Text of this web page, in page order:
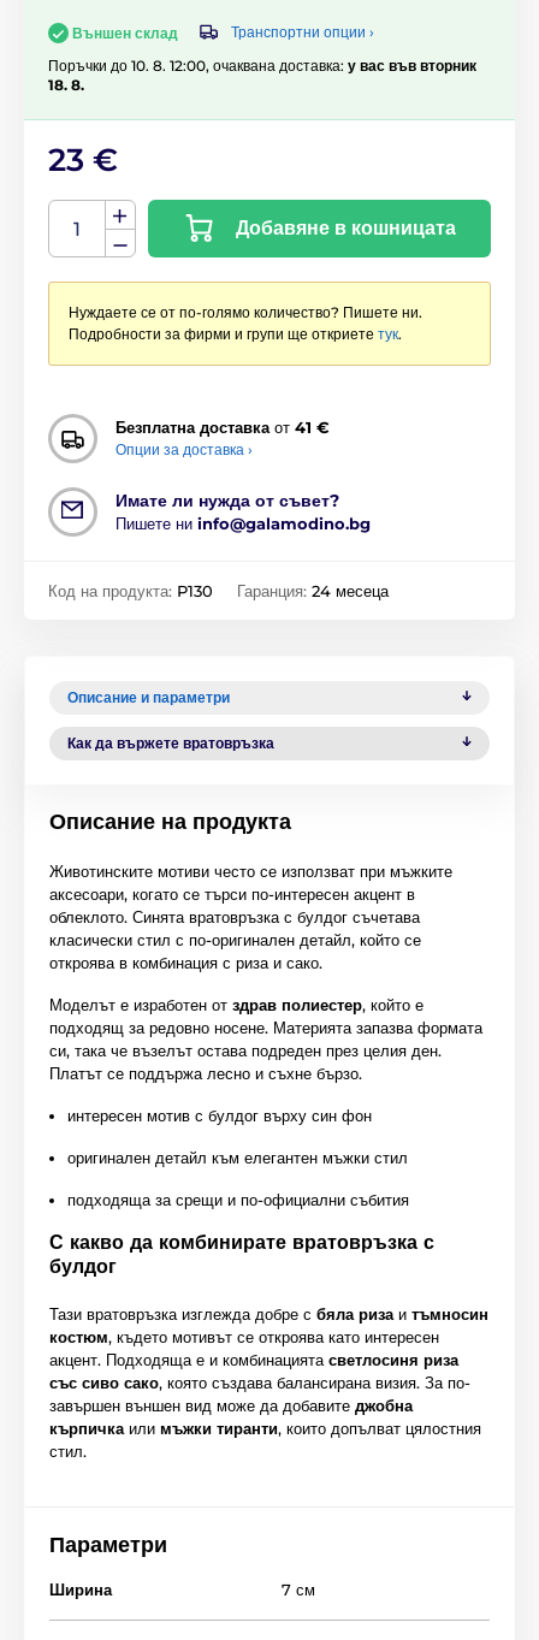
Външен склад
Транспортни опции ›
Поръчки до 10. 8. 12:00, очаквана доставка: у вас във вторник
18. 8.
23 €
Добавяне в кошницата
Нуждаете се от по-голямо количество? Пишете ни.
Подробности за фирми и групи ще откриете тук.
Безплатна доставкаот 41 €
Опции за доставка ›
Имате ли нужда от съвет?
Пишете ни info@galamodino.bg
Код на продукта: P130 Гаранция: 24 месеца
Описание и параметри
Как да вържете вратовръзка
Описание на продукта
Животинските мотиви често се използват при мъжките
аксесоари, когато се търси по-интересен акцент в
облеклото. Синята вратовръзка с булдог съчетава
класически стил с по-оригинален детайл, който се
откроява в комбинация с риза и сако.
Моделът е изработен от здрав полиестер, който е
подходящ за редовно носене. Материята запазва формата
си, така че възелът остава подреден през целия ден.
Платът се поддържа лесно и съхне бързо.
интересен мотив с булдог върху син фон
оригинален детайл към елегантен мъжки стил
подходяща за срещи и по-официални събития
С какво да комбинирате вратовръзка с
булдог
Тази вратовръзка изглежда добре с бяла риза и тъмносин
костюм, където мотивът се откроява като интересен
акцент. Подходяща е и комбинацията светлосиня риза
със сиво сако, която създава балансирана визия. За по-
завършен външен вид може да добавите джобна
кърпичка или мъжки тиранти, които допълват цялостния
стил.
Параметри
Ширина 7 см